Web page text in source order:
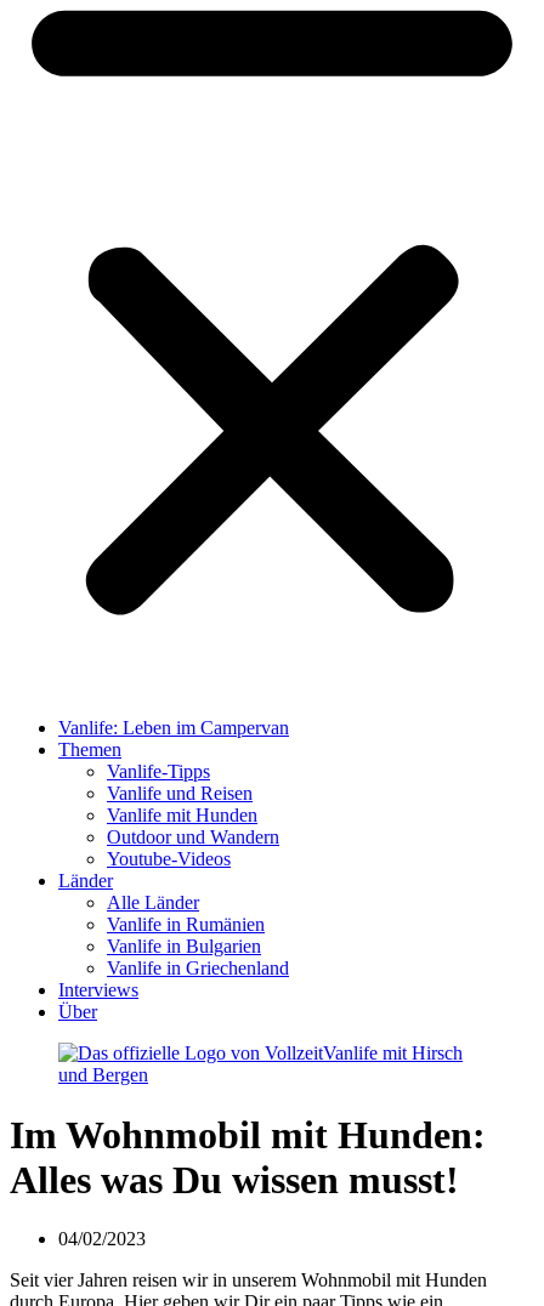
Vanlife: Leben im Campervan
Themen
Vanlife-Tipps
Vanlife und Reisen
Vanlife mit Hunden
Outdoor und Wandern
Youtube-Videos
Länder
Alle Länder
Vanlife in Rumänien
Vanlife in Bulgarien
Vanlife in Griechenland
Interviews
Über
Im Wohnmobil mit Hunden:
Alles was Du wissen musst!
04/02/2023
Seit vier Jahren reisen wir in unserem Wohnmobil mit Hunden